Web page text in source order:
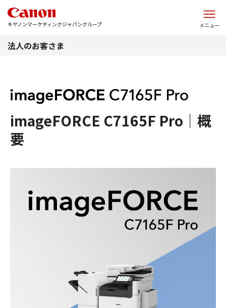
キヤノンマーケティングジャパングループ メニュー
法人のお客さま
imageFORCE C7165F Pro｜概
要